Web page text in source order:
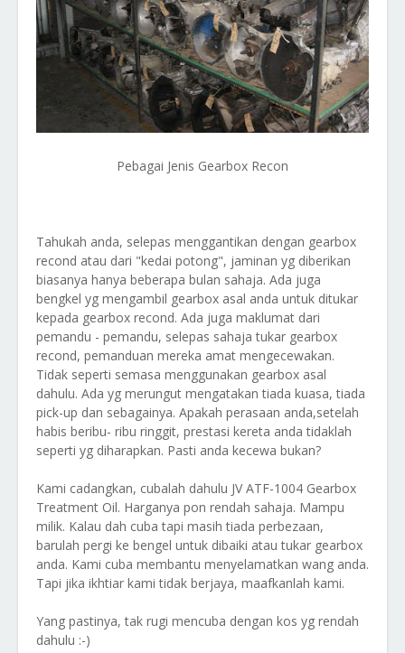
Pebagai Jenis Gearbox Recon
Tahukah anda, selepas menggantikan dengan gearbox
recond atau dari "kedai potong", jaminan yg diberikan
biasanya hanya beberapa bulan sahaja. Ada juga
bengkel yg mengambil gearbox asal anda untuk ditukar
kepada gearbox recond. Ada juga maklumat dari
pemandu - pemandu, selepas sahaja tukar gearbox
recond, pemanduan mereka amat mengecewakan.
Tidak seperti semasa menggunakan gearbox asal
dahulu. Ada yg merungut mengatakan tiada kuasa, tiada
pick-up dan sebagainya. Apakah perasaan anda,setelah
habis beribu- ribu ringgit, prestasi kereta anda tidaklah
seperti yg diharapkan. Pasti anda kecewa bukan?
Kami cadangkan, cubalah dahulu JV ATF-1004 Gearbox
Treatment Oil. Harganya pon rendah sahaja. Mampu
milik. Kalau dah cuba tapi masih tiada perbezaan,
barulah pergi ke bengel untuk dibaiki atau tukar gearbox
anda. Kami cuba membantu menyelamatkan wang anda.
Tapi jika ikhtiar kami tidak berjaya, maafkanlah kami.
Yang pastinya, tak rugi mencuba dengan kos yg rendah
dahulu :-)